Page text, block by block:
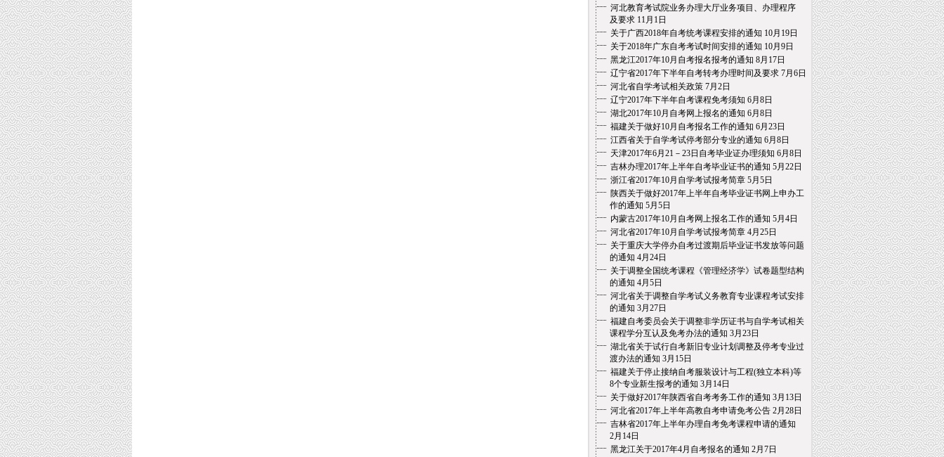
河北教育考试院业务办理大厅业务项目、办理程序
及要求11月1日
关于广西2018年自考统考课程安排的通知 10月19日
关于2018年广东自考考试时间安排的通知 10月9日
黑龙江2017年10月自考报名报考的通知 8月17日
辽宁省2017年下半年自考转考办理时间及要求7月6日
河北省自学考试相关政策7月2日
辽宁2017年下半年自考课程免考须知 6月8日
湖北2017年10月自考网上报名的通知 6月8日
福建关于做好10月自考报名工作的通知 6月23日
江西省关于自学考试停考部分专业的通知 6月8日
天津2017年6月21－23日自考毕业证办理须知 6月8日
吉林办理2017年上半年自考毕业证书的通知 5月22日
浙江省2017年10月自学考试报考简章5月5日
陕西关于做好2017年上半年自考毕业证书网上申办工
作的通知 5月5日
内蒙古2017年10月自考网上报名工作的通知 5月4日
河北省2017年10月自学考试报考简章4月25日
关于重庆大学停办自考过渡期后毕业证书发放等问题
的通知 4月24日
关于调整全国统考课程《管理经济学》试卷题型结构
的通知 4月5日
河北省关于调整自学考试义务教育专业课程考试安排
的通知 3月27日
福建自考委员会关于调整非学历证书与自学考试相关
课程学分互认及免考办法的通知 3月23日
湖北省关于试行自考新旧专业计划调整及停考专业过
渡办法的通知 3月15日
福建关于停止接纳自考服装设计与工程(独立本科)等
8个专业新生报考的通知 3月14日
关于做好2017年陕西省自考考务工作的通知 3月13日
河北省2017年上半年高教自考申请免考公告2月28日
吉林省2017年上半年办理自考免考课程申请的通知
2月14日
黑龙江关于2017年4月自考报名的通知 2月7日